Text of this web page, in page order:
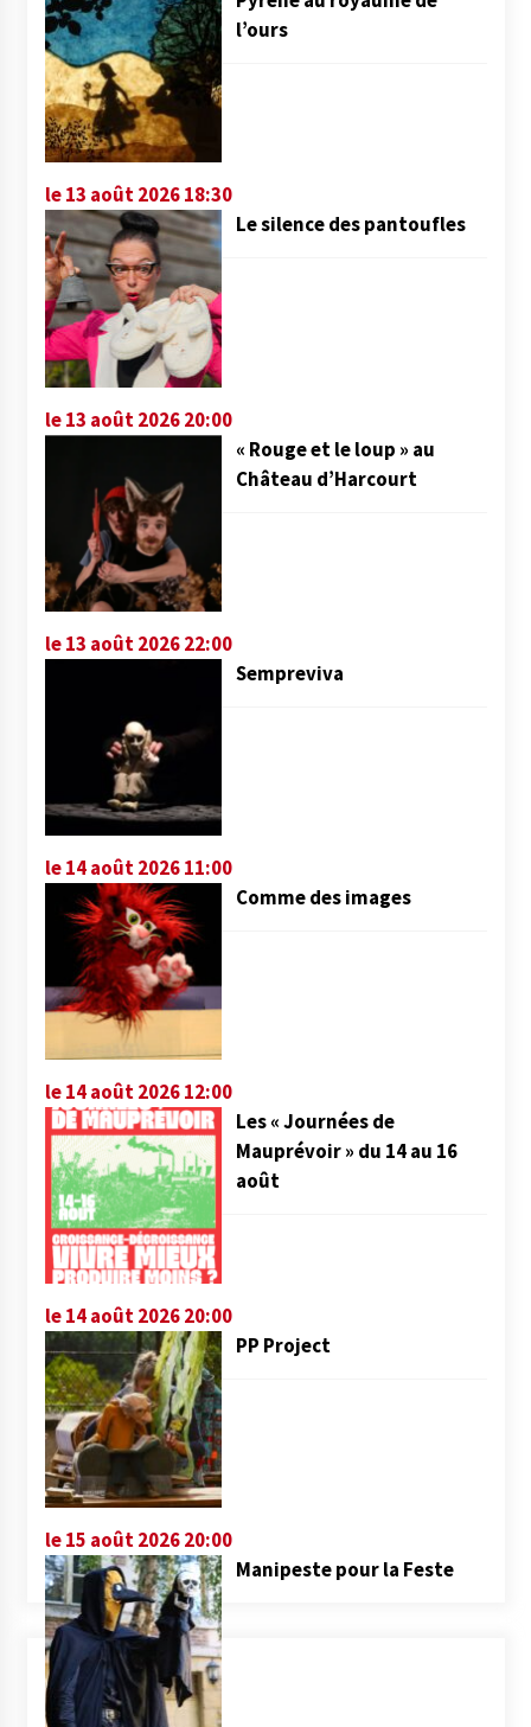
l’ours
le 13 août 2026 18:30
Le silence des pantoufles
le 13 août 2026 20:00
« Rouge et le loup » au
Château d’Harcourt
le 13 août 2026 22:00
Sempreviva
le 14 août 2026 11:00
Comme des images
le 14 août 2026 12:00
Les « Journées de
Mauprévoir » du 14 au 16
août
le 14 août 2026 20:00
PP Project
le 15 août 2026 20:00
Manipeste pour la Feste